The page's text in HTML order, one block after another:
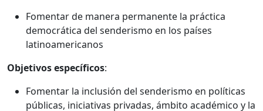
Fomentar de manera permanente la práctica
democrática del senderismo en los países
latinoamericanos
Objetivos específicos:
Fomentar la inclusión del senderismo en políticas
públicas, iniciativas privadas, ámbito académico y la